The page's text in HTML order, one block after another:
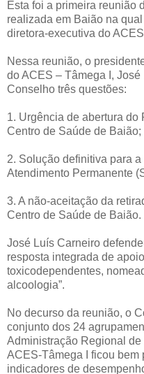
Esta foi a primeira reunião
realizada em Baião na
diretora-executiva do
Nessa reunião, o
do ACES – Tâmega I,
Conselho três questões:
1. Urgência de abertura
Centro de Saúde de Baião;
2. Solução definitiva para
Atendimento Permanente
3. A não-aceitação da
Centro de Saúde de Baião.
José Luís Carneiro
resposta integrada de
toxicodependentes,
alcoologia”.
No decurso da reunião, o
conjunto dos 24
Administração Regional
ACES-Tâmega I ficou
indicadores de